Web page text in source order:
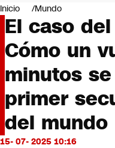
Negocios
Deportes
Programas completos
Cultura
Servicios
Bits
CNN tiempo
Futuro 360
Opinión
Inicio Mundo
El caso
Cómo un
minutos
primer
del mundo
15- 07- 2025 10:16